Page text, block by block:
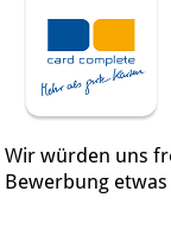
Was wir bieten
Wir würden uns
Bewerbung